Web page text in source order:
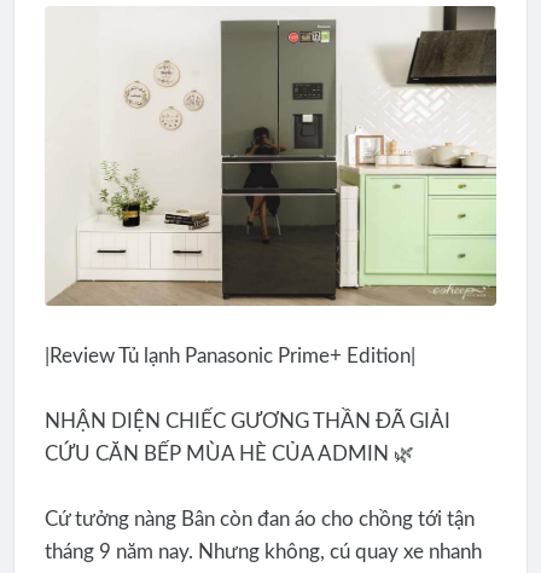
|Review Tủ lạnh Panasonic Prime+ Edition|
NHẬN DIỆN CHIẾC GƯƠNG THẦN ĐÃ GIẢI
CỨU CĂN BẾP MÙA HÈ CỦA ADMIN 🌿
Cứ tưởng nàng Bân còn đan áo cho chồng tới tận
tháng 9 năm nay. Nhưng không, cú quay xe nhanh